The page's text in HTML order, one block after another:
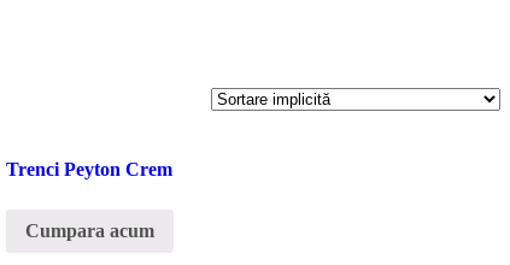
Trenci Peyton Crem
Cumpara acum